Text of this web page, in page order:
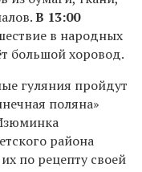
В 13:00
в народных
большой хоровод.​
гуляния пройдут
поляна»
района
по рецепту своей